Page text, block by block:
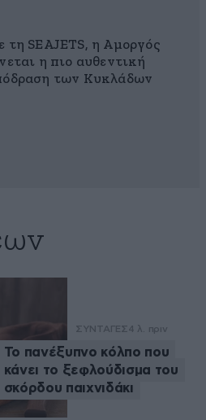
τη SEAJETS, η Αμοργός
η πιο αυθεντική
των Κυκλάδων
ΣΥΝΤΑΓΕΣ4 λ. πριν
Το πανέξυπνο κόλπο που
κάνει το ξεφλούδισμα του
σκόρδου παιχνιδάκι